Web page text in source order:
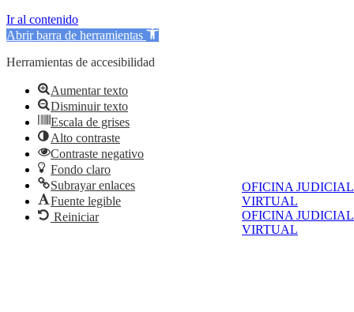
OFICINA JUDICIAL
VIRTUAL
OFICINA JUDICIAL
VIRTUAL
Ir al contenido
Abrir barra de herramientas
Herramientas de accesibilidad
Aumentar texto
Disminuir texto
Escala de grises
Alto contraste
Contraste negativo
Fondo claro
Subrayar enlaces
Fuente legible
Reiniciar